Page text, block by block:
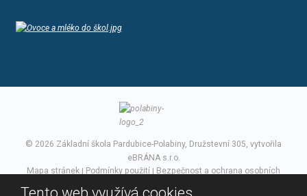
© 2026 Základní škola Pardubice-Polabiny, Družstevní 305, vytvořila
eBRÁNA s.r.o.
Mapa stránek | Podmínky použití | Bezpečnost a ochrana osobních